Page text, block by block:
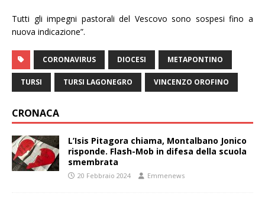
Tutti gli impegni pastorali del Vescovo sono sospesi fino a
nuova indicazione”.
CORONAVIRUS DIOCESI METAPONTINO
TURSI TURSI LAGONEGRO VINCENZO OROFINO
CRONACA
L’Isis Pitagora chiama, Montalbano Jonico
risponde. Flash-Mob in difesa della scuola
smembrata
20 Febbraio 2024 Emmenews